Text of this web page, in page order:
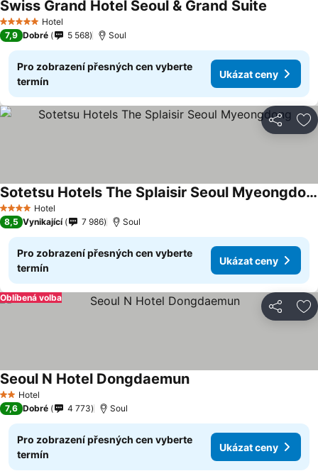
5 Počet hvězdiček
Hotel
Swiss Grand Hotel Seoul & Grand Suite
7,9 Dobré 5 568 Soul
Pro zobrazení přesných cen vyberte
termín
Ukázat ceny
Sdílet
4 Počet hvězdiček
Hotel
Sotetsu Hotels The Splaisir Seoul Myeongdong
8,5 Vynikající 7 986 Soul
Pro zobrazení přesných cen vyberte
termín
Ukázat ceny
Sdílet
Oblíbená volba
2 Počet hvězdiček
Hotel
Seoul N Hotel Dongdaemun
7,6 Dobré 4 773 Soul
Pro zobrazení přesných cen vyberte
termín
Ukázat ceny